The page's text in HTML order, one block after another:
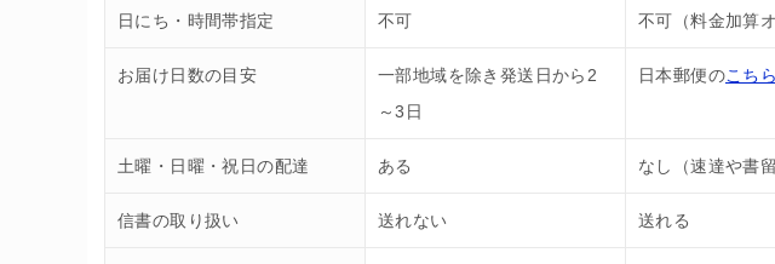
日にち・時間帯指定 不可 不可（料金加算
お届け日数の目安
一部地域を除き発送日から2
～3日
日本郵便のこち
土曜・日曜・祝日の配達 ある なし（速達や書
信書の取り扱い 送れない 送れる